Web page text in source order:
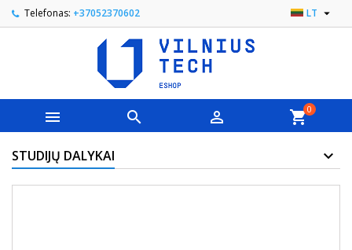
Telefonas: +37052370602 LT 
   shopping_cart0
STUDIJŲ DALYKAI